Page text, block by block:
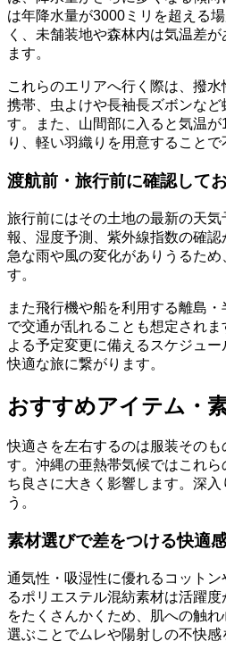
は年降水量が3000ミリを超える
く、未舗装地や森林内は気温差
ます。
これらのエリアへ行く際は、撥
携帯、虫よけや長袖長ズボンなど
す。また、山間部に入ると気温
り、軽い羽織りを用意することで
渡航前・旅行前に確認して
旅行前にはその土地の最新の天
報、湿度予測、紫外線指数の確
急な雨や風の変化がありうるた
す。
また飛行機や船を利用する離島
で交通が乱れることも想定され
よる予定変更に備えるスケジュ
快適な旅に繋がります。
おすすめアイテム・
快適さを左右するのは服装その
す。沖縄の亜熱帯気候ではこれ
ち良さに大きく影響します。深
う。
素材選びで差をつける快適
通気性・吸湿性に優れるコット
るポリエステル混紡素材は活躍
をたくさんかくため、肌への触
選ぶことでムレや陽射しの不快感